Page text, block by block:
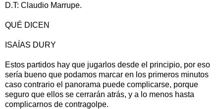
D.T: Claudio Marrupe.
QUÉ DICEN
ISAÍAS DURY
Estos partidos hay que jugarlos desde el principio, por eso
sería bueno que podamos marcar en los primeros minutos
caso contrario el panorama puede complicarse, porque
seguro que ellos se cerrarán atrás, y a lo menos hasta
complicarnos de contragolpe.